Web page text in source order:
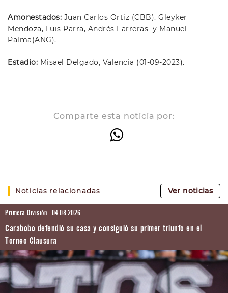
Amonestados: Juan Carlos Ortiz (CBB). Gleyker
Mendoza, Luis Parra, Andrés Farreras y Manuel
Palma(ANG).
Estadio: Misael Delgado, Valencia (01-09-2023).
Comparte esta noticia por:
Noticias relacionadas Ver noticias
Primera División - 04-08-2026
Carabobo defendió su casa y consiguió su primer triunfo en el
Torneo Clausura